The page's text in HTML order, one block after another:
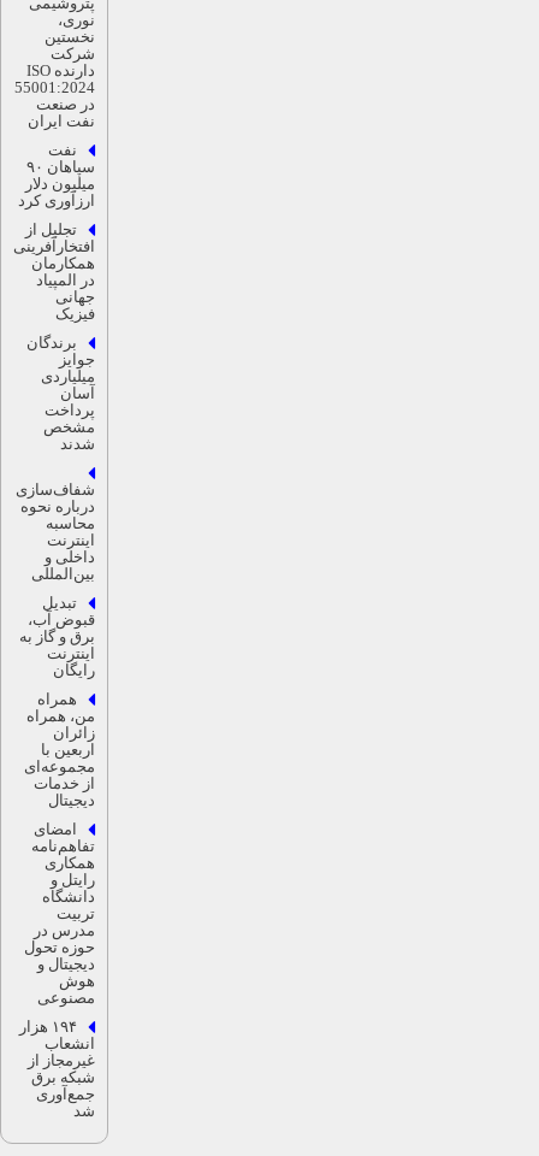
نوری،
نخستین
شرکت
دارنده ISO
55001:2024
در صنعت
نفت ایران
نفت
سپاهان ۹۰
میلیون دلار
ارزآوری کرد
تجلیل از
افتخارآفرینی
همکارمان
در المپیاد
جهانی
فیزیک
برندگان
جوایز
میلیاردی
آسان
پرداخت
مشخص
شدند
شفاف‌سازی
درباره نحوه
محاسبه
اینترنت
داخلی و
بین‌المللی
تبدیل
قبوض آب،
برق و گاز به
اینترنت
رایگان
همراه
من، همراه
زائران
اربعین با
مجموعه‌ای
از خدمات
دیجیتال
امضای
تفاهم‌نامه
همکاری
رایتل و
دانشگاه
تربیت
مدرس در
حوزه تحول
دیجیتال و
هوش
مصنوعی
۱۹۴ هزار
انشعاب
غیرمجاز از
شبکه برق
جمع‌آوری